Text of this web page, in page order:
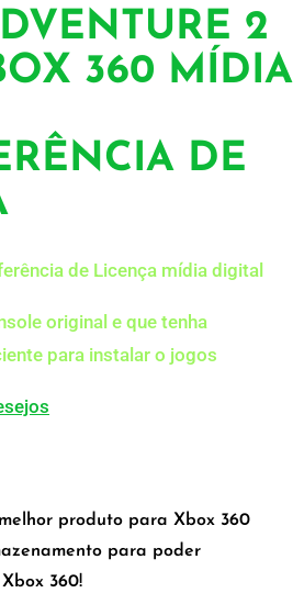
2
360 MÍDIA
DE
de Licença mídia digital
original e que tenha
para instalar o jogos
produto para Xbox 360
para poder
360!